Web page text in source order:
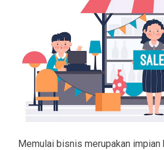
Memulai bisnis merupakan impian